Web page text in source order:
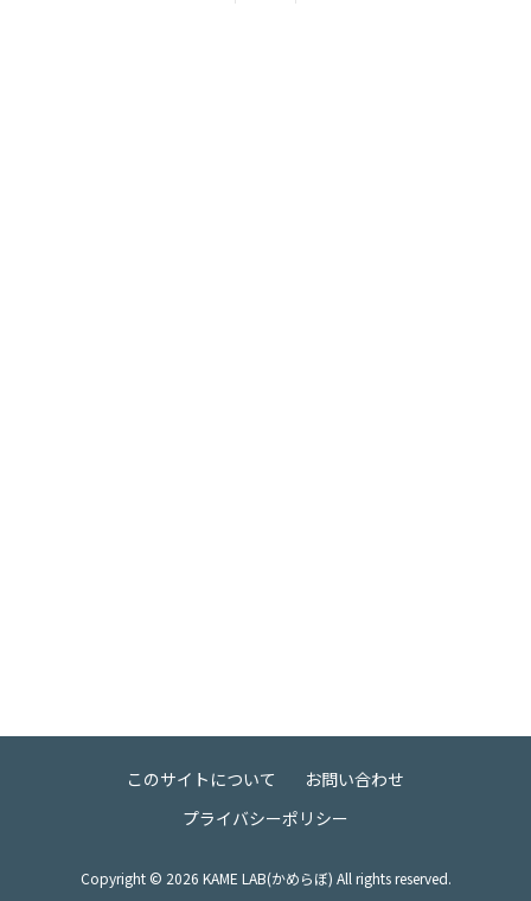
このサイトについて
お問い合わせ
プライバシーポリシー
Copyright © 2026 KAME LAB(かめらぼ) All rights reserved.